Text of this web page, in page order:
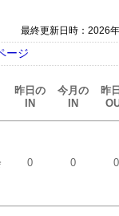
最終更新日時：2026
ージ
昨日の
IN
今月の
IN
昨
0 0 0